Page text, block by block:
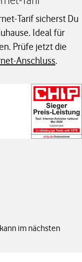
Tarif sicherst Du
Ideal für
Prüfe jetzt die
Anschluss.
im nächsten